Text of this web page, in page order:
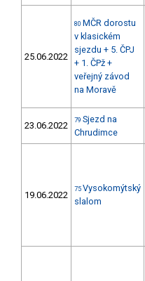
25.06.2022
80 MČR dorostu
v klasickém
sjezdu + 5. ČPJ
+ 1. ČPž +
veřejný závod
na Moravě
23.06.2022 79 Sjezd na
Chrudimce
19.06.2022
75 Vysokomýtský
slalom